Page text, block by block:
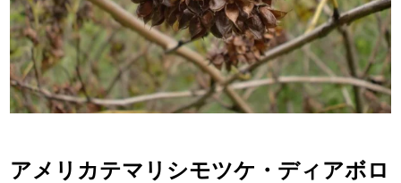
アメリカテマリシモツケ・ディアボロ